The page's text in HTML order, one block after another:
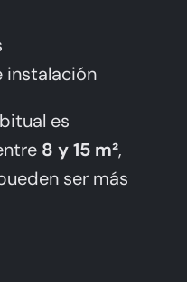
instalación
es
8 y 15 m²,
ser más